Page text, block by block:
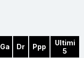
Ga Dr Ppp
Ultimi
5